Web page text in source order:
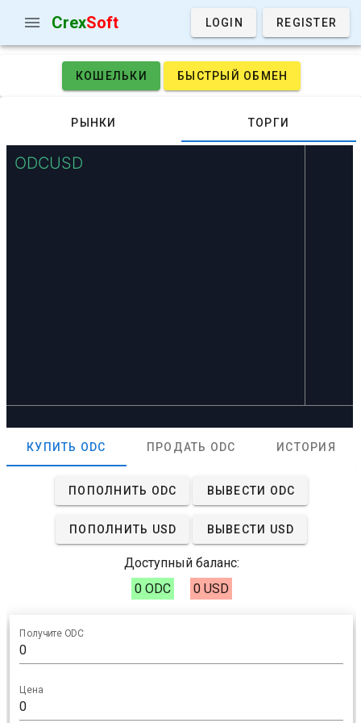
CrexSoft LOGIN REGISTER
КОШЕЛЬКИ БЫСТРЫЙ ОБМЕН
РЫНКИ ТОРГИ
ODCUSD
КУПИТЬ ODC ПРОДАТЬ ODC ИСТОРИЯ
ПОПОЛНИТЬ ODC ВЫВЕСТИ ODC
ПОПОЛНИТЬ USD ВЫВЕСТИ USD
Доступный баланс:
0 ODC
0 USD
Получите ODC
Цена